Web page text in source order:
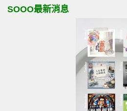
SOOO最新消息